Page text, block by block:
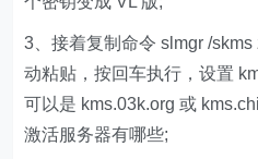
3、接着复制命令 slmgr /
动粘贴，按回车执行，设置
可以是 kms.03k.org 或
激活服务器有哪些;